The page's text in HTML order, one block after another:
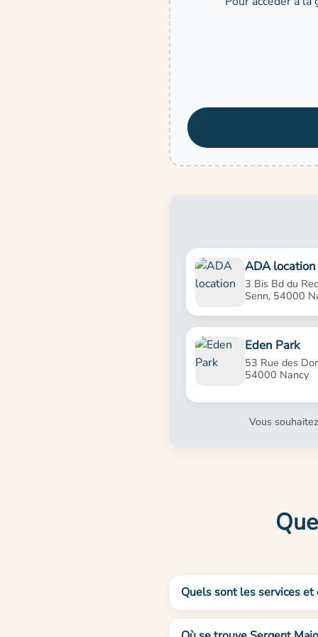
ADA location
3 Bis Bd du
Senn, 54000
Eden Park
53 Rue des
54000 Nancy
Vous
Quels sont les services